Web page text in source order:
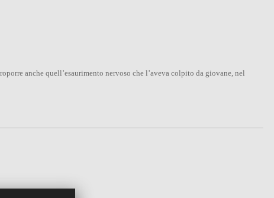
anche quell’esaurimento nervoso che l’aveva colpito da giovane, nel